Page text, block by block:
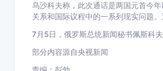
乌沙科夫称，此次通话是两国元首今
关系和国际议程中的一系列现实问题。
7月5日，俄罗斯总统新闻秘书佩斯科
部分内容源自央视新闻